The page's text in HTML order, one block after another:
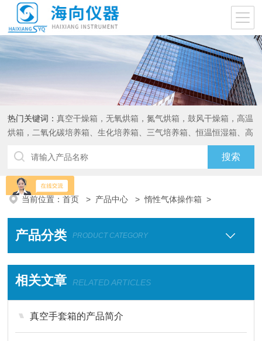
热门关键词：真空干燥箱，无氧烘箱，氮气烘箱，鼓风干燥箱，高温
烘箱，二氧化碳培养箱、生化培养箱、三气培养箱、恒温恒湿箱、高
当前位置：首页 > 产品中心 >惰性气体操作箱 >
产品分类 PRODUCT CATEGORY
相关文章 RELATED ARTICLES
真空手套箱的产品简介